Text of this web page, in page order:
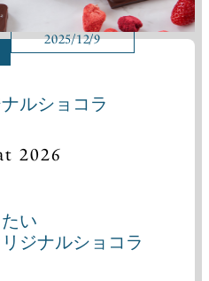
2025/12/9
ルショコラ
2026
い
ジナルショコラ